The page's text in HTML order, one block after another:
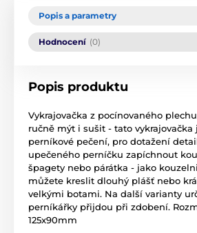
Popis a parametry
Hodnocení (0)
Popis produktu
Vykrajovačka z pocínovaného
ručně mýt i sušit - tato vykrajovačka
perníkové pečení, pro dotažení
upečeného perníčku zapíchnout
špagety nebo párátka - jako
můžete kreslit dlouhý plášť nebo
velkými botami. Na další varianty
perníkářky přijdou při zdobení.
125x90mm